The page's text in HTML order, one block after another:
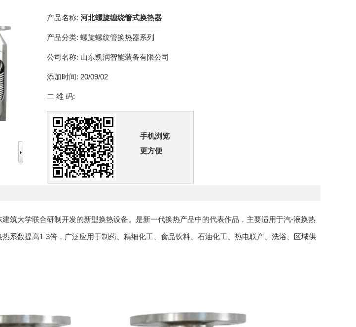
产品名称: 河北螺旋缠绕管式换热器
产品分类: 螺旋螺纹管换热器系列
公司名称: 山东凯润智能装备有限公司
添加时间: 20/09/02
二 维 码:
手机浏览
更方便
筑大学联合研制开发的新型换热设备。是新一代换热产品中的代表作品，主要适用于汽-液换热
系数提高1-3倍，广泛应用于制药、精细化工、食品饮料、石油化工、热电联产、洗浴、区域供